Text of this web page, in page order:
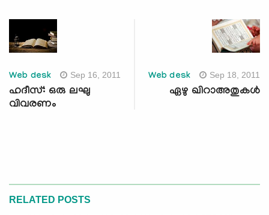
Web desk Sep 16, 2011
ഹദീസ്: ഒരു ലഘു
വിവരണം
Web desk Sep 18, 2011
ഏഴു ഖിറാഅതുകള്‍
RELATED POSTS